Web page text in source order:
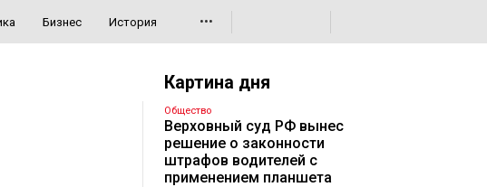
Бизнес История •••
Картина дня
Общество
Верховный суд РФ вынес
решение о законности
штрафов водителей с
применением планшета